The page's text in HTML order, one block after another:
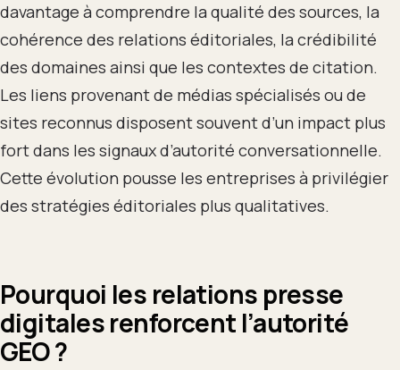
davantage à comprendre la qualité des sources, la
cohérence des relations éditoriales, la crédibilité
des domaines ainsi que les contextes de citation.
Les liens provenant de médias spécialisés ou de
sites reconnus disposent souvent d’un impact plus
fort dans les signaux d’autorité conversationnelle.
Cette évolution pousse les entreprises à privilégier
des stratégies éditoriales plus qualitatives.
Pourquoi les relations presse
digitales renforcent l’autorité
GEO ?